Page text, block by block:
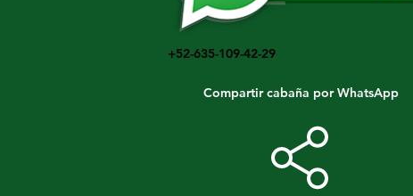
+52-635-109-42-29
Compartir cabaña por WhatsApp